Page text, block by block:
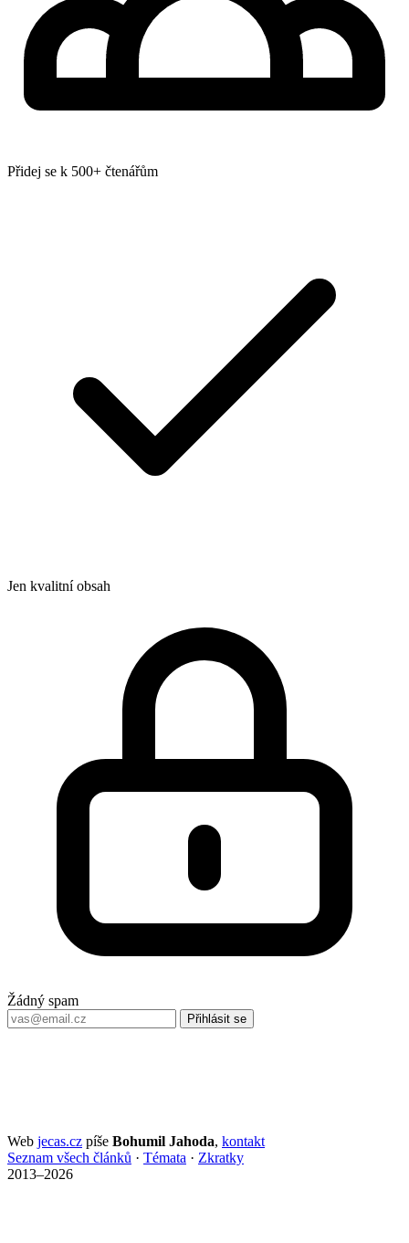
Přidej se k 500+ čtenářům
Jen kvalitní obsah
Žádný spam
Přihlásit se
Web jecas.cz píše Bohumil Jahoda, kontakt
Seznam všech článků · Témata · Zkratky
2013–2026